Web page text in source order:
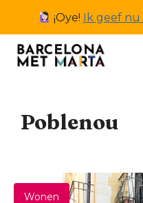
inhoud
¡Oye! Ik geef nu
Poblenou
Wonen